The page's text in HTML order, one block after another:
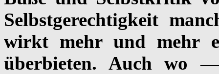
Selbstgerechtigkeit
wirkt mehr und mehr
überbieten. Auch wo